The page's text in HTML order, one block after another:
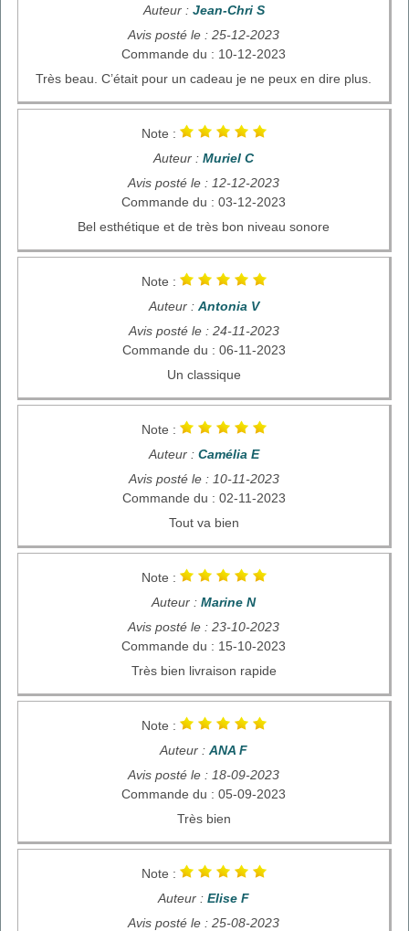
Auteur : Jean-Chri S
Avis posté le : 25-12-2023
Commande du : 10-12-2023
Très beau. C’était pour un cadeau je ne peux en dire plus.
Note :
Auteur : Muriel C
Avis posté le : 12-12-2023
Commande du : 03-12-2023
Bel esthétique et de très bon niveau sonore
Note :
Auteur : Antonia V
Avis posté le : 24-11-2023
Commande du : 06-11-2023
Un classique
Note :
Auteur : Camélia E
Avis posté le : 10-11-2023
Commande du : 02-11-2023
Tout va bien
Note :
Auteur : Marine N
Avis posté le : 23-10-2023
Commande du : 15-10-2023
Très bien livraison rapide
Note :
Auteur : ANA F
Avis posté le : 18-09-2023
Commande du : 05-09-2023
Très bien
Note :
Auteur : Elise F
Avis posté le : 25-08-2023